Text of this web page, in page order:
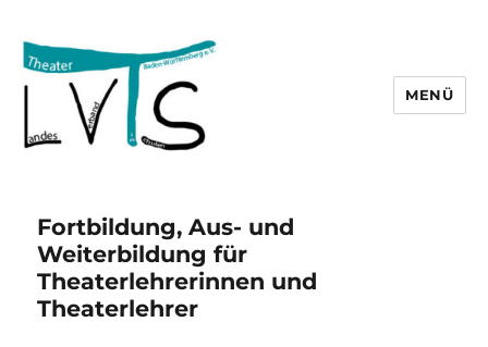
MENÜ
Fortbildung, Aus- und
Weiterbildung für
Theaterlehrerinnen und
Theaterlehrer